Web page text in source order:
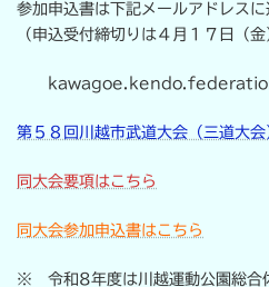
参加申込書は下記メールアドレスに
（申込受付締切りは４月１７日（金
第５８回川越市武道大会（三道大
同大会要項はこちら
同大会参加申込書はこちら
※ 令和8年度は川越運動公園総合